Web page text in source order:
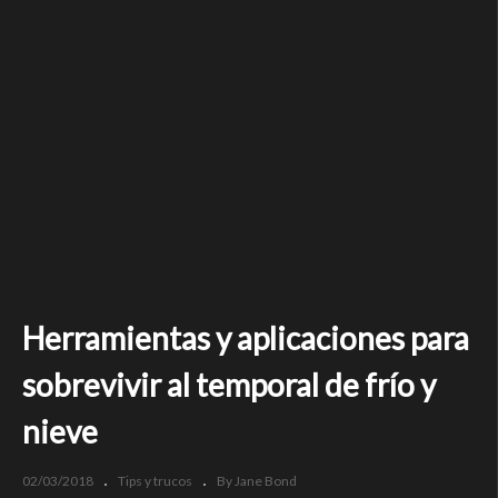
Herramientas y aplicaciones para
sobrevivir al temporal de frí­o y
nieve
02/03/2018 Tips y trucos
By Jane Bond